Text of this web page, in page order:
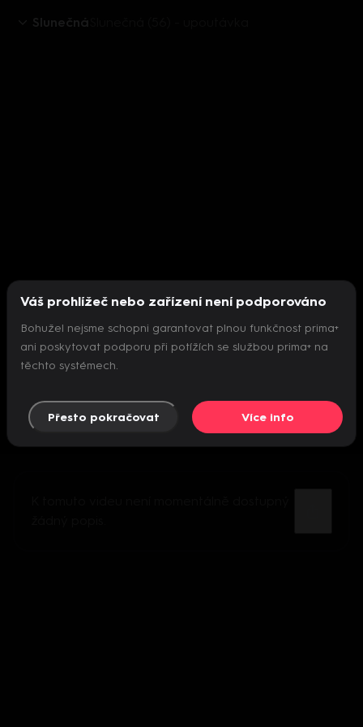
Slunečná
Nepodařilo se inicializovat přehrávač
Váš prohlížeč nebo zařízení není podporováno
Bohužel nejsme schopni garantovat plnou funkčnost prima+
ani poskytovat podporu při potížích se službou prima+ na
těchto systémech.
Přesto pokračovat Více info